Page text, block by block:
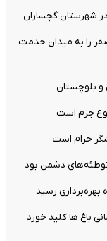
شهرستان گچساران
را به میدان خدمت
جرم است
حرام است
دشمن بود
بهره‌برداری رسید
باغ ها کلید خورد